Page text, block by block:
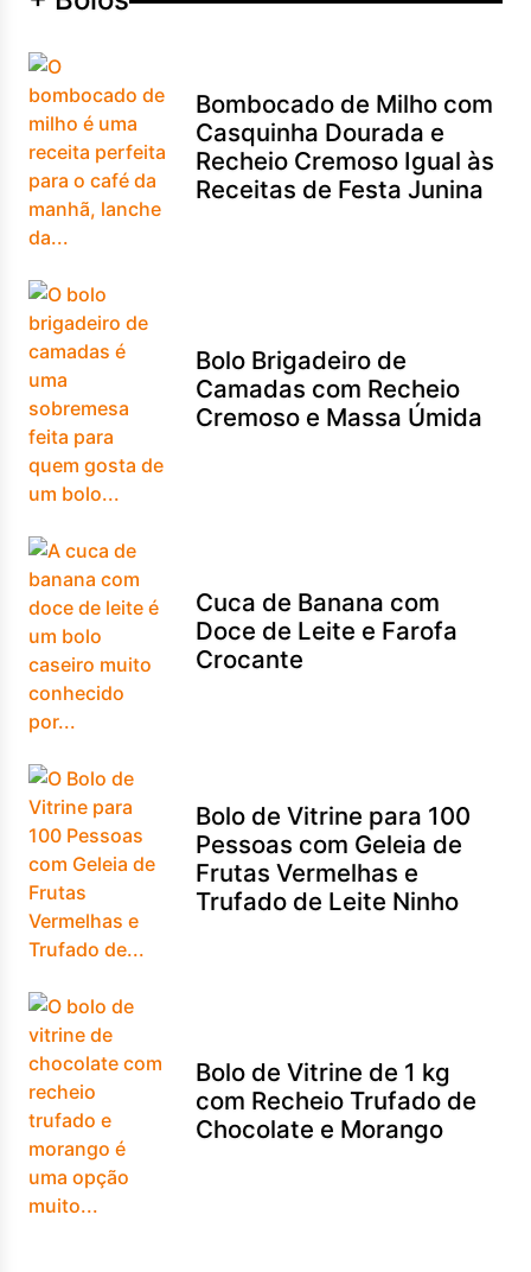
Bombocado de Milho com
Casquinha Dourada e
Recheio Cremoso Igual às
Receitas de Festa Junina
Bolo Brigadeiro de
Camadas com Recheio
Cremoso e Massa Úmida
Cuca de Banana com
Doce de Leite e Farofa
Crocante
Bolo de Vitrine para 100
Pessoas com Geleia de
Frutas Vermelhas e
Trufado de Leite Ninho
Bolo de Vitrine de 1 kg
com Recheio Trufado de
Chocolate e Morango